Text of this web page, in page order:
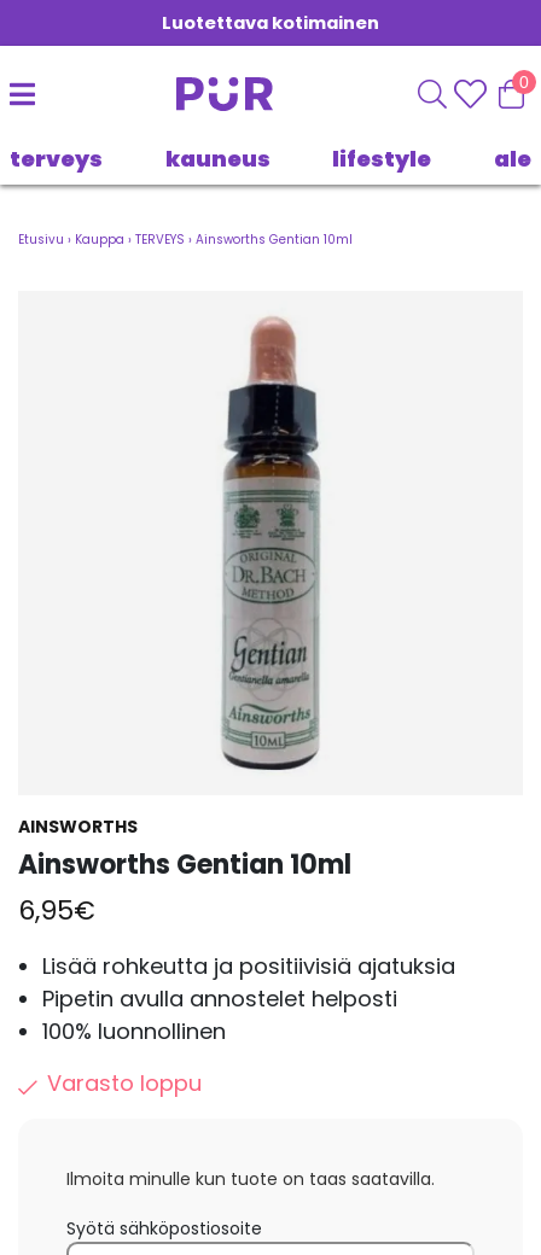
Luotettava kotimainen
0
terveys kauneus lifestyle ale
Etusivu › Kauppa › TERVEYS › Ainsworths Gentian 10ml
AINSWORTHS
Ainsworths Gentian 10ml
6,95€
Lisää rohkeutta ja positiivisiä ajatuksia
Pipetin avulla annostelet helposti
100% luonnollinen
Varasto loppu
Ilmoita minulle kun tuote on taas saatavilla.
Syötä sähköpostiosoite